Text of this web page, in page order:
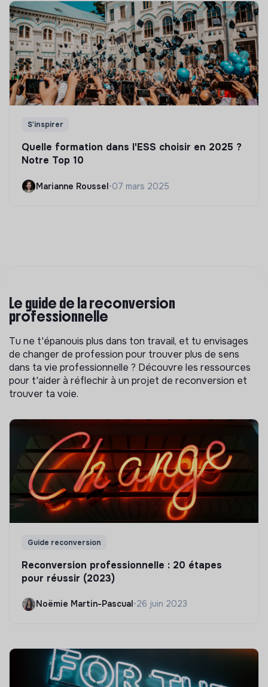
S'inspirer
Quelle formation dans l'ESS choisir en 2025 ?
Notre Top 10
Marianne Roussel•07 mars 2025
Le guide de la reconversion
professionnelle
Tu ne t'épanouis plus dans ton travail, et tu envisages
de changer de profession pour trouver plus de sens
dans ta vie professionnelle ? Découvre les ressources
pour t'aider à réflechir à un projet de reconversion et
trouver ta voie.
Guide reconversion
Reconversion professionnelle : 20 étapes
pour réussir (2023)
Noëmie Martin-Pascual•26 juin 2023